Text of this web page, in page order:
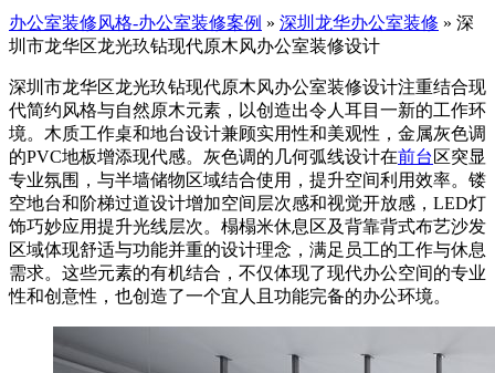
办公室装修风格-办公室装修案例 » 深圳龙华办公室装修 » 深
圳市龙华区龙光玖钻现代原木风办公室装修设计
深圳市龙华区龙光玖钻现代原木风办公室装修设计注重结合现
代简约风格与自然原木元素，以创造出令人耳目一新的工作环
境。木质工作桌和地台设计兼顾实用性和美观性，金属灰色调
的PVC地板增添现代感。灰色调的几何弧线设计在前台 区突显
专业氛围，与半墙储物区域结合使用，提升空间利用效率。镂
空地台和阶梯过道设计增加空间层次感和视觉开放感，LED灯
饰巧妙应用提升光线层次。榻榻米休息区及背靠背式布艺沙发
区域体现舒适与功能并重的设计理念，满足员工的工作与休息
需求。这些元素的有机结合，不仅体现了现代办公空间的专业
性和创意性，也创造了一个宜人且功能完备的办公环境。